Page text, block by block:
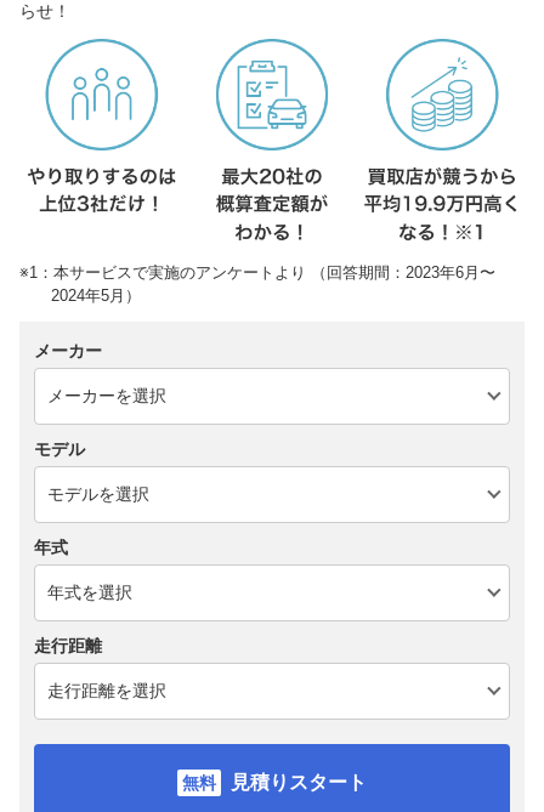
らせ！
※1：本サービスで実施のアンケートより （回答期間：2023年6月〜
2024年5月）
メーカー
モデル
年式
走行距離
見積りスタート